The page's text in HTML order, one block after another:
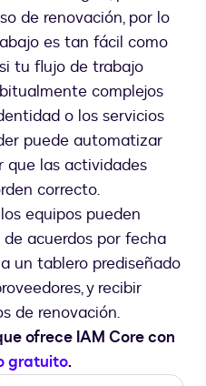
de renovación, por lo
es tan fácil como
tu flujo de trabajo
complejos
o los servicios
puede automatizar
que las actividades
correcto.
equipos pueden
acuerdos por fecha
un tablero prediseñado
y recibir
de renovación.
ofrece IAM Core con
gratuito.